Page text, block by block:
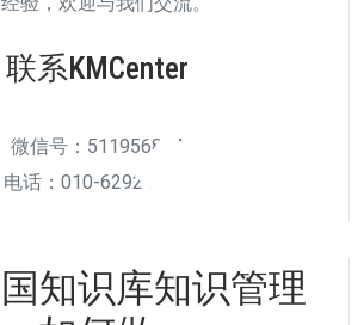
联系KMCenter
微信号：511956894
电话：010-6292 5738
国知识库知识管理